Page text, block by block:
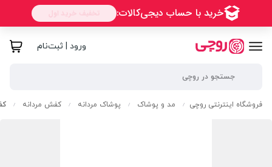
ورود | ثبت‌نام
فروشگاه اینترنتی روچی / مد و پوشاک / پوشاک مردانه / کفش مردانه /